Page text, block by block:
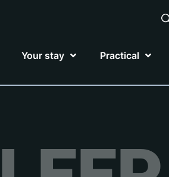
Your stay Practical